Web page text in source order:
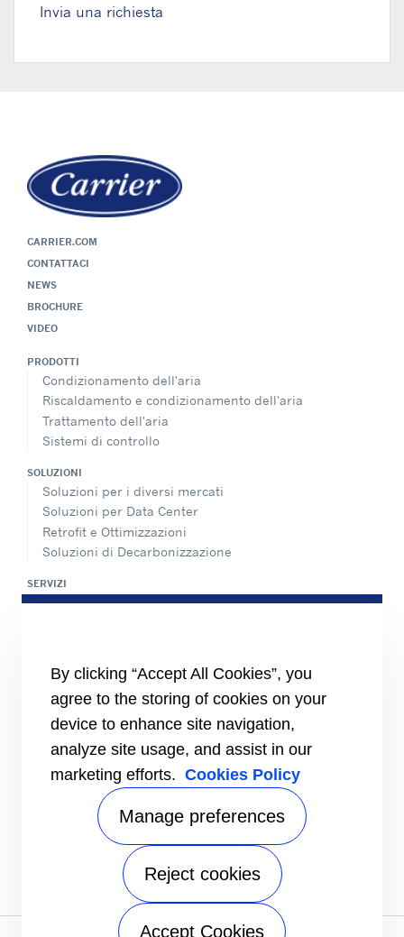
Invia una richiesta
CARRIER.COM
CONTATTACI
NEWS
BROCHURE
VIDEO
PRODOTTI
Condizionamento dell'aria
Riscaldamento e condizionamento dell'aria
Trattamento dell'aria
Sistemi di controllo
SOLUZIONI
Soluzioni per i diversi mercati
Soluzioni per Data Center
Retrofit e Ottimizzazioni
Soluzioni di Decarbonizzazione
SERVIZI
Panoramica dei servizi di assistenza
Fornitori
Investitori
CARRIER
Carrier in Europa
Valori fondamentali
Certificazioni
Speak Up
By clicking “Accept All Cookies”, you
agree to the storing of cookies on your
device to enhance site navigation,
analyze site usage, and assist in our
marketing efforts. Cookies Policy
Manage preferences
Reject cookies
Accept Cookies